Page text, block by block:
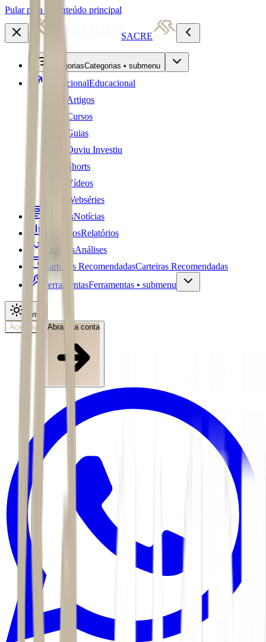
Pular para o conteúdo principal
SACRE
CategoriasCategorias • submenu
EducacionalEducacional
Artigos
Cursos
Guias
Ouviu Investiu
Shorts
Vídeos
Webséries
NotíciasNotícias
RelatóriosRelatórios
AnálisesAnálises
Carteiras RecomendadasCarteiras Recomendadas
FerramentasFerramentas • submenu
Tema
Acessar
Abra sua conta